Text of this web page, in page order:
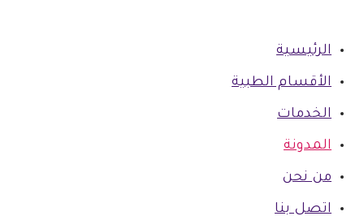
الرئيسية
الأقسام الطبية
الخدمات
المدونة
من نحن
اتصل بنا